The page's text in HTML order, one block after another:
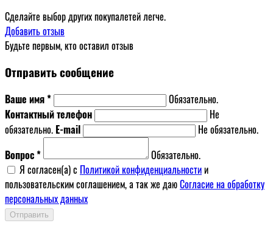
Сделайте выбор других покупалетей легче.
Добавить отзыв
Будьте первым, кто оставил отзыв
Отправить сообщение
Ваше имя *
Обязательно.
Контактный телефон
Не
обязательно. E-mail
Не обязательно.
Вопрос *
Обязательно.
Я согласен(a) с Политикой конфиденциальностии
пользовательским соглашением, а так же даюСогласие на обработку
персональных данных
Отправить